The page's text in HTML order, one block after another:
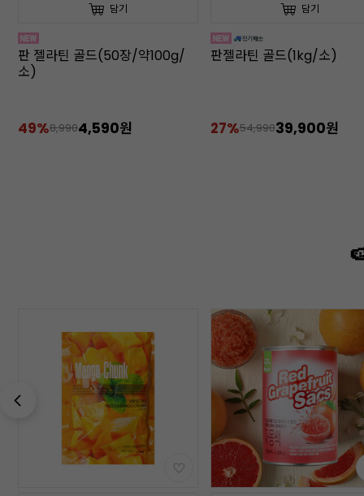
담기
판 젤라틴 골드(50장/약100g/
소)
49%8,9904,590원
담기
판젤라틴 골드(1kg/소)
27%54,99039,900원